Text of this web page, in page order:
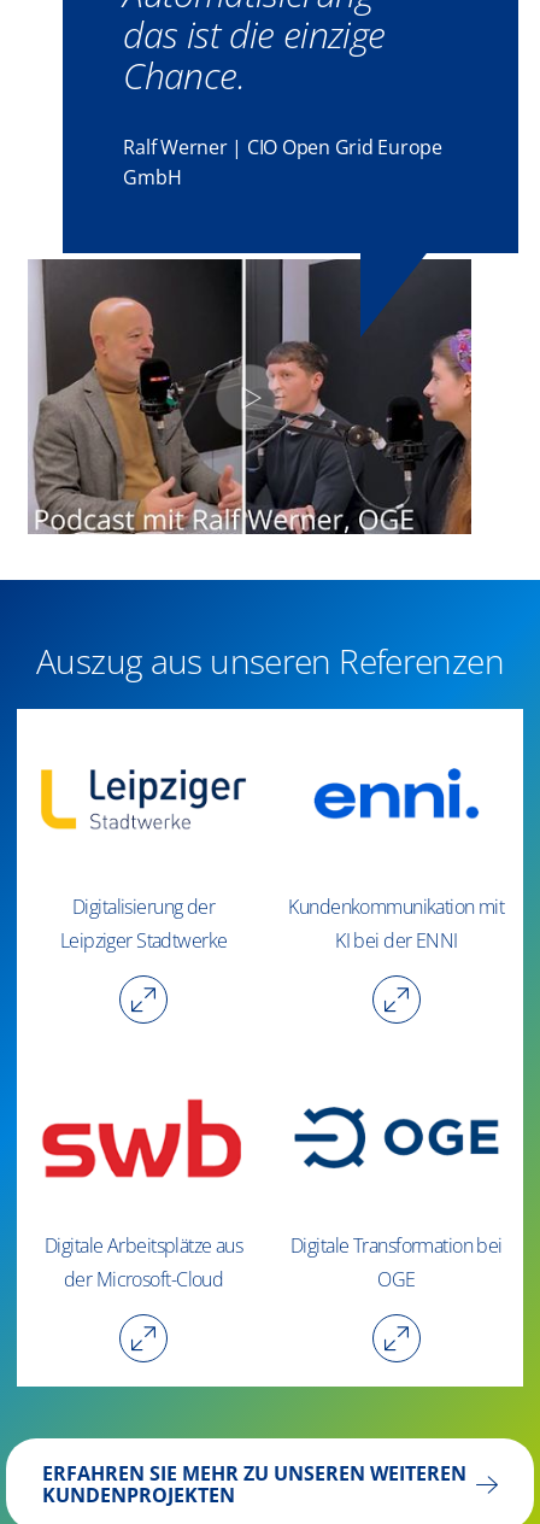
das ist die einzige
Chance.
Ralf Werner | CIO Open Grid Europe
GmbH
Auszug aus unseren Referenzen
Digitalisierung der
Leipziger Stadtwerke
Kundenkommunikation mit
KI bei der ENNI
Digitale Arbeitsplätze aus
der Microsoft-Cloud
Digitale Transformation bei
OGE
ERFAHREN SIE MEHR ZU UNSEREN WEITEREN
KUNDENPROJEKTEN